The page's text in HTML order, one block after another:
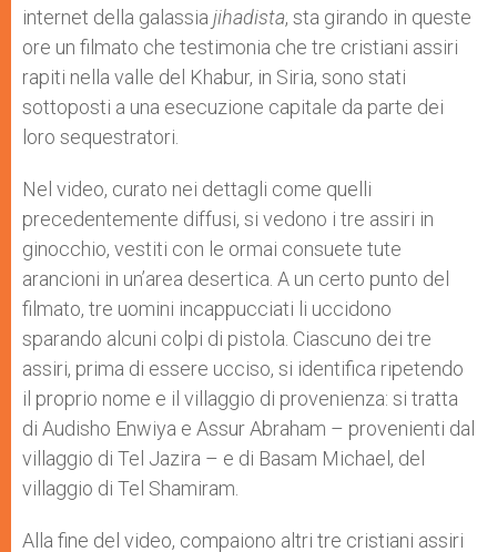
internet della galassia jihadista, sta girando in queste
ore un filmato che testimonia che tre cristiani assiri
rapiti nella valle del Khabur, in Siria, sono stati
sottoposti a una esecuzione capitale da parte dei
loro sequestratori.
Nel video, curato nei dettagli come quelli
precedentemente diffusi, si vedono i tre assiri in
ginocchio, vestiti con le ormai consuete tute
arancioni in un’area desertica. A un certo punto del
filmato, tre uomini incappucciati li uccidono
sparando alcuni colpi di pistola. Ciascuno dei tre
assiri, prima di essere ucciso, si identifica ripetendo
il proprio nome e il villaggio di provenienza: si tratta
di Audisho Enwiya e Assur Abraham – provenienti dal
villaggio di Tel Jazira – e di Basam Michael, del
villaggio di Tel Shamiram.
Alla fine del video, compaiono altri tre cristiani assiri